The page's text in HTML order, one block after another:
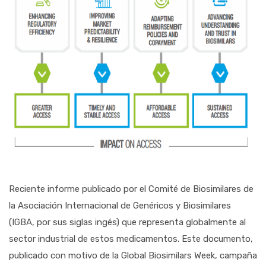
Reciente informe publicado por el Comité de Biosimilares de
la Asociación Internacional de Genéricos y Biosimilares
(IGBA, por sus siglas ingés) que representa globalmente al
sector industrial de estos medicamentos. Este documento,
publicado con motivo de la Global Biosimilars Week, campaña